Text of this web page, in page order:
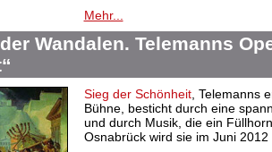
Mehr...
Wandalen. Telemanns
Sieg der Schönheit, Telemanns
Bühne, besticht durch eine
und durch Musik, die ein
Osnabrück wird sie im Juni